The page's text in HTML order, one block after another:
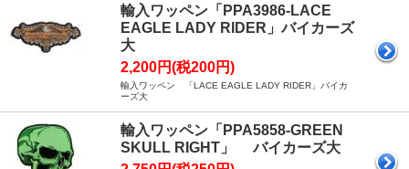
輸入ワッペン「PPA3986-LACE
EAGLE LADY RIDER」バイカーズ
大
2,200円(税200円)
輸入ワッペン 「LACE EAGLE LADY RIDER」バイカ
ーズ大
輸入ワッペン「PPA5858-GREEN
SKULL RIGHT」 バイカーズ大